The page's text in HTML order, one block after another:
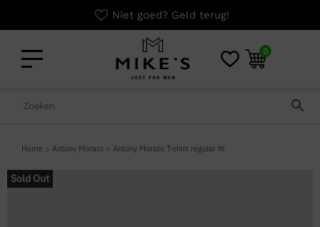
Niet goed? Geld terug!
0
Home > Antony Morato > Antony Morato T-shirt regular fit
Sold Out